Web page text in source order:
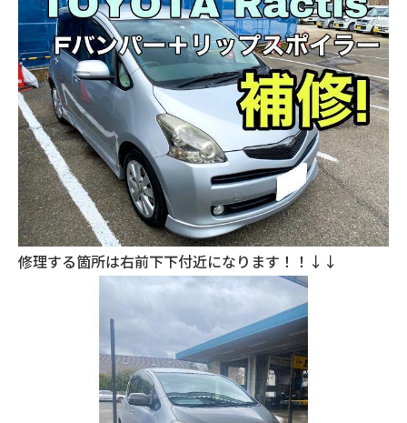
修理する箇所は右前下下付近になります！！↓↓